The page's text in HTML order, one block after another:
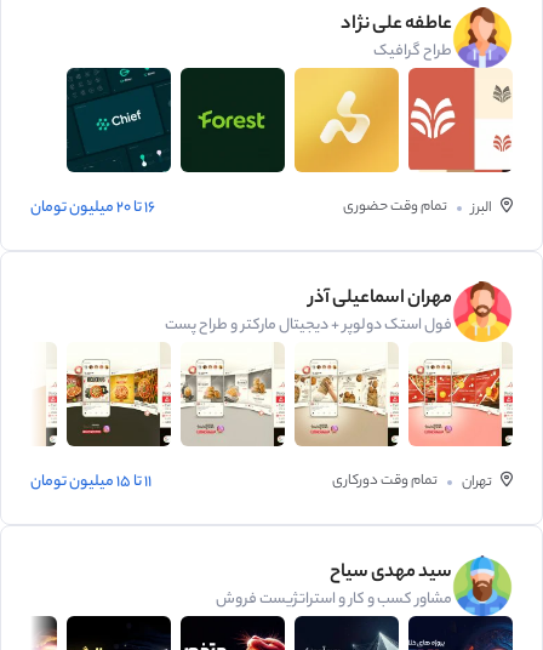
عاطفه علی نژاد
طراح گرافیک
البرز تمام وقتحضوری 16 تا 20 میلیون تومان
مهران اسماعیلی آذر
فول استک دولوپر + دیجیتال مارکتر و طراح پست
تهران تمام وقتدورکاری 11 تا 15 میلیون تومان
سید مهدی سیاح
مشاور کسب و کار و استراتژیست فروش